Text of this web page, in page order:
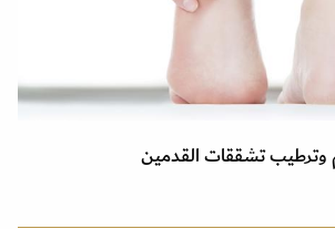
وترطيب تشققات القدمين